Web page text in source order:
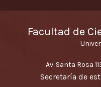
Facultad de
Av. Santa Rosa
Secretaría de